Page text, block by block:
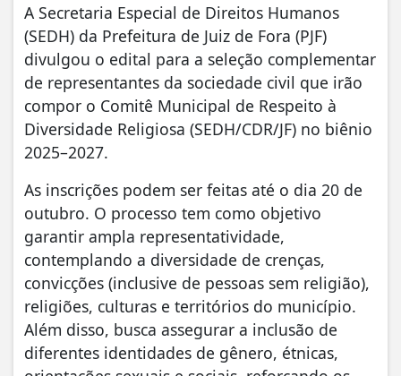
A Secretaria Especial de Direitos Humanos
(SEDH) da Prefeitura de Juiz de Fora (PJF)
divulgou o edital para a seleção complementar
de representantes da sociedade civil que irão
compor o Comitê Municipal de Respeito à
Diversidade Religiosa (SEDH/CDR/JF) no biênio
2025–2027.
As inscrições podem ser feitas até o dia 20 de
outubro. O processo tem como objetivo
garantir ampla representatividade,
contemplando a diversidade de crenças,
convicções (inclusive de pessoas sem religião),
religiões, culturas e territórios do município.
Além disso, busca assegurar a inclusão de
diferentes identidades de gênero, étnicas,